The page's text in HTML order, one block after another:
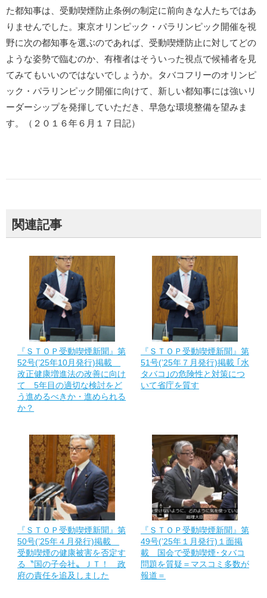
た都知事は、受動喫煙防止条例の制定に前向きな人たちではあ
りませんでした。東京オリンピック・パラリンピック開催を視
野に次の都知事を選ぶのであれば、受動喫煙防止に対してどの
ような姿勢で臨むのか、有権者はそういった視点で候補者を見
てみてもいいのではないでしょうか。タバコフリーのオリンピ
ック・パラリンピック開催に向けて、新しい都知事には強いリ
ーダーシップを発揮していただき、早急な環境整備を望みま
す。（２０１６年６月１７日記）
関連記事
『ＳＴＯＰ受動喫煙新聞』第
52号(’25年10月発行)掲載
改正健康増進法の改善に向け
て 5年目の適切な検討をど
う進めるべきか・進められる
か？
『ＳＴＯＰ受動喫煙新聞』第
51号(’25年７月発行)掲載 ｢水
タバコ｣の危険性と対策につ
いて省庁を質す
『ＳＴＯＰ受動喫煙新聞』第
50号(’25年４月発行)掲載
受動喫煙の健康被害を否定す
る〝国の子会社〟ＪＴ！ 政
府の責任を追及しました
『ＳＴＯＰ受動喫煙新聞』第
49号(’25年１月発行)１面掲
載 国会で受動喫煙･タバコ
問題を質疑＝マスコミ多数が
報道＝